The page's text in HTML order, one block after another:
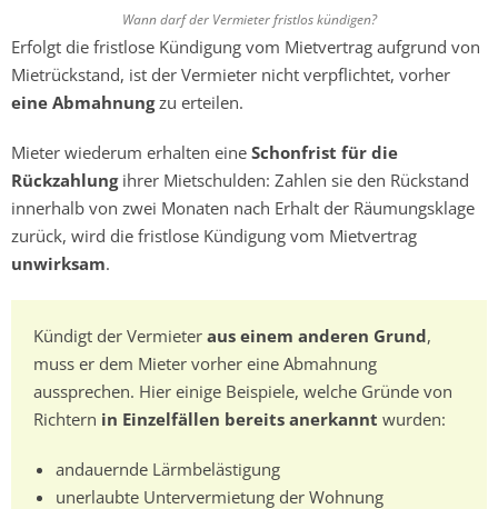
Wann darf der Vermieter fristlos kündigen?
Erfolgt die fristlose Kündigung vom Mietvertrag aufgrund von
Mietrückstand, ist der Vermieter nicht verpflichtet, vorher
eine Abmahnungzu erteilen.
Mieter wiederum erhalten eine Schonfrist für die
Rückzahlungihrer Mietschulden: Zahlen sie den Rückstand
innerhalb von zwei Monaten nach Erhalt der Räumungsklage
zurück, wird die fristlose Kündigung vom Mietvertrag
unwirksam.
Kündigt der Vermieter aus einem anderen Grund,
muss er dem Mieter vorher eine Abmahnung
aussprechen. Hier einige Beispiele, welche Gründe von
Richtern in Einzelfällen bereits anerkannt wurden:
andauernde Lärmbelästigung
unerlaubte Untervermietung der Wohnung